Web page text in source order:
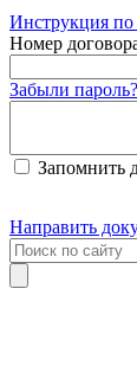
Инструкция по
Номер
Забыли пароль?
Запомнить
Направить